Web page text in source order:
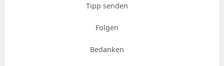
Tipp senden
Folgen
Bedanken